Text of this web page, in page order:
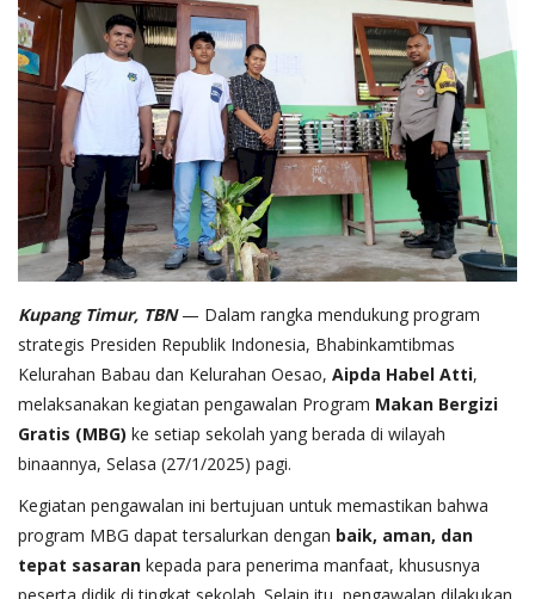
Kupang Timur, TBN— Dalam rangka mendukung program
strategis Presiden Republik Indonesia, Bhabinkamtibmas
Kelurahan Babau dan Kelurahan Oesao, Aipda Habel Atti,
melaksanakan kegiatan pengawalan Program Makan Bergizi
Gratis (MBG) ke setiap sekolah yang berada di wilayah
binaannya, Selasa (27/1/2025) pagi.
Kegiatan pengawalan ini bertujuan untuk memastikan bahwa
program MBG dapat tersalurkan dengan baik, aman, dan
tepat sasaran kepada para penerima manfaat, khususnya